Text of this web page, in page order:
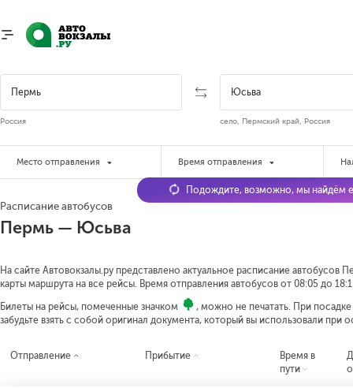
Россия село, Пермский край, Россия
Место отправления Время отправления
Расписание автобусов
Пермь — Юсьва
На сайте Автовокзалы.ру представлено актуальное расписание автобусов
карты маршрута на все рейсы. Время отправления автобусов от 08:05 до
Билеты на рейсы, помеченные значком
, можно не печатать. При
забудьте взять с собой оригинал документа, который вы использовали при
Подождите, возможно, мы найдём
Отправление Прибытие
Время в
пути